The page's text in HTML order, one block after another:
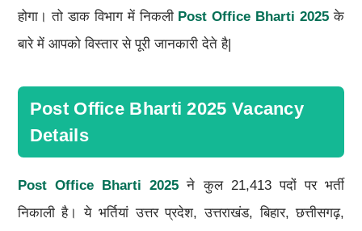
होगा। तो डाक विभाग में निकली Post Office Bharti 2025 के
बारे में आपको विस्तार से पूरी जानकारी देते है|
Post Office Bharti 2025 Vacancy
Details
Post Office Bharti 2025ने कुल 21,413 पदों पर भर्ती
निकाली है। ये भर्तियां उत्तर प्रदेश, उत्तराखंड, बिहार, छत्तीसगढ़,